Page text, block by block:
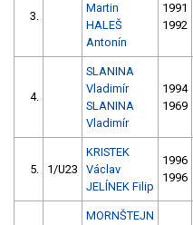
3.
Martin
HALEŠ
Antonín
1991
1992
4.
SLANINA
Vladimír
SLANINA
Vladimír
1994
1969
5. 1/U23
KRISTEK
Václav
JELÍNEK Filip
1996
1996
MORNŠTEJN